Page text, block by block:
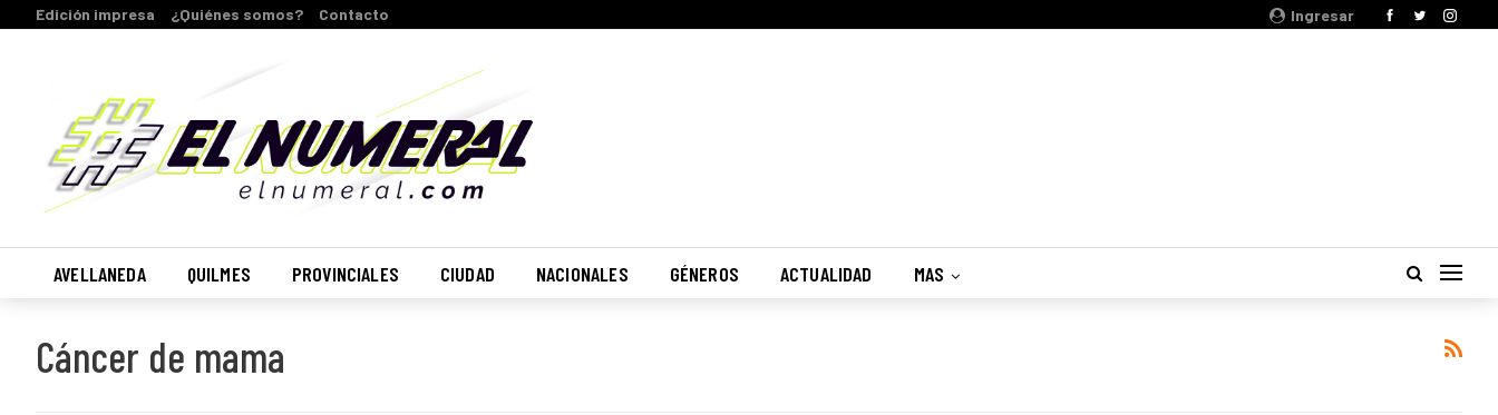
Ingresar
Edición impresa ¿Quiénes somos? Contacto
AVELLANEDA QUILMES PROVINCIALES CIUDAD NACIONALES GÉNEROS ACTUALIDAD MAS
Cáncer de mama